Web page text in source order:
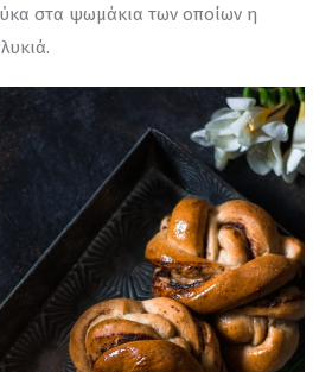
στα ψωμάκια των οποίων η